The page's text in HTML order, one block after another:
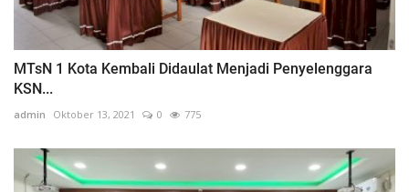
MTsN 1 Kota Kembali Didaulat Menjadi Penyelenggara
KSN...
admin Oktober 13, 2021 0 775